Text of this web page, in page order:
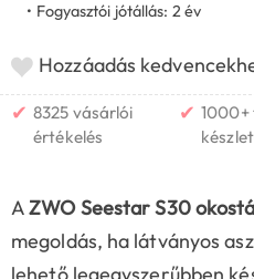
• Fogyasztói jótállás: 2 év
Hozzáadás
✔ 8325 vásárlói
értékelés
✔ 1000+
AZWO Seestar S30
megoldás, ha látványos